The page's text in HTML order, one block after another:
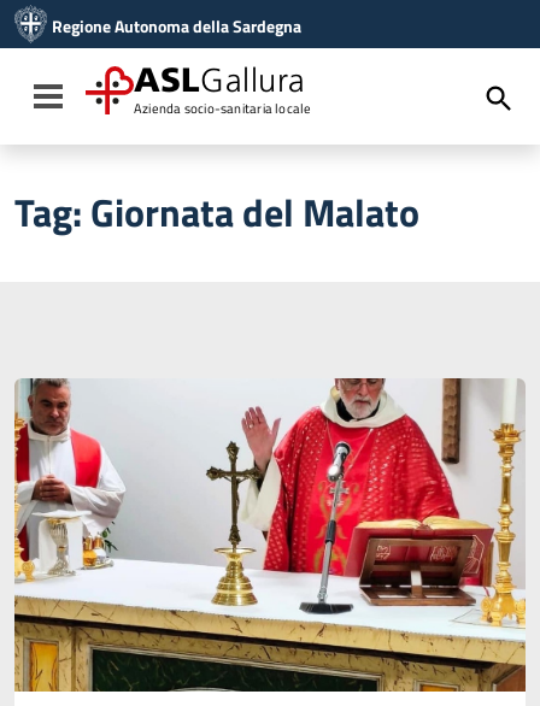
Vai al menu di navigazione
Vai al footer
Regione Autonoma della Sardegna
Toggle navigation
ASLGallura
Azienda socio-sanitaria locale
Tag:Giornata del Malato